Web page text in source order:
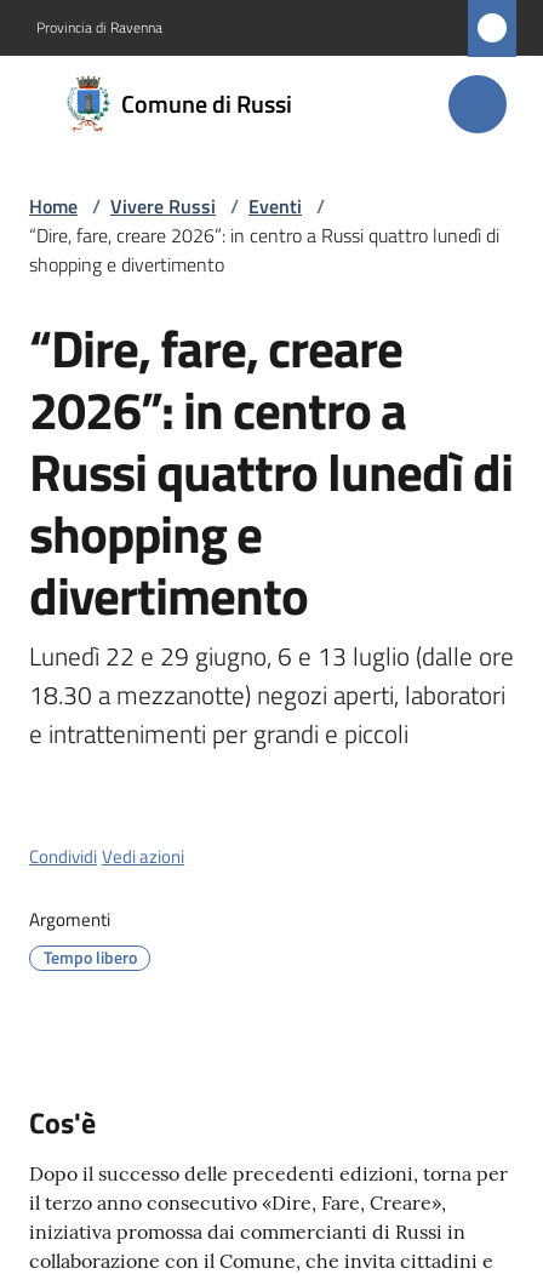
Provincia di Ravenna
Comune di Russi
Comune
di Russi
Amministrazione
Servizi
Vivere
Russi
Menu selezionato
Orari
Segnalazioni
Seguici
su
Home / Vivere Russi / Eventi /
“Dire, fare, creare 2026”: in centro a Russi quattro lunedì di
shopping e divertimento
Salta al contenuto
“Dire, fare, creare
2026”: in centro a
Russi quattro lunedì di
shopping e
divertimento
Lunedì 22 e 29 giugno, 6 e 13 luglio (dalle ore
18.30 a mezzanotte) negozi aperti, laboratori
e intrattenimenti per grandi e piccoli
CondividiVedi azioni
Argomenti
Tempo libero
Cos'è
Dopo il successo delle precedenti edizioni, torna per
il terzo anno consecutivo «Dire, Fare, Creare»,
iniziativa promossa dai commercianti di Russi in
collaborazione con il Comune, che invita cittadini e